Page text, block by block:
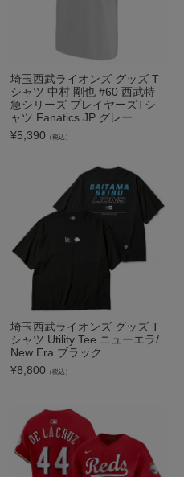
埼玉西武ライオンズ グッズ T
シャツ 中村 剛也 #60 西武特
急シリーズ プレイヤーズTシ
ャツ Fanatics JP グレー
¥5,390 （税込）
埼玉西武ライオンズ グッズ T
シャツ Utility Tee ニューエラ/
New Era ブラック
¥8,800 （税込）